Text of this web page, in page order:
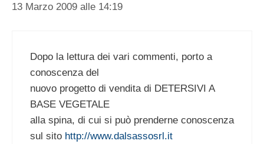
13 Marzo 2009 alle 14:19
Dopo la lettura dei vari commenti, porto a
conoscenza del
nuovo progetto di vendita di DETERSIVI A
BASE VEGETALE
alla spina, di cui si può prenderne conoscenza
sul sito http://www.dalsassosrl.it